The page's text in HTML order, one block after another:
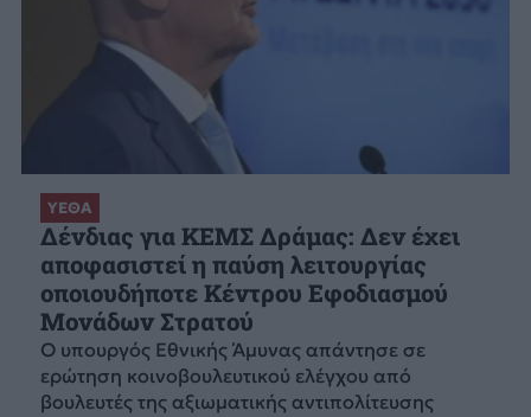
ΥΕΘΑ
Δένδιας για ΚΕΜΣ Δράμας: Δεν έχει
αποφασιστεί η παύση λειτουργίας
οποιουδήποτε Κέντρου Εφοδιασμού
Μονάδων Στρατού
Ο υπουργός Εθνικής Άμυνας απάντησε σε
ερώτηση κοινοβουλευτικού ελέγχου από
βουλευτές της αξιωματικής αντιπολίτευσης